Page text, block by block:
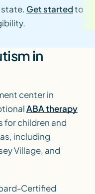
Get startedto
in
center in
ABA therapy
for children and
including
Village, and
Certified